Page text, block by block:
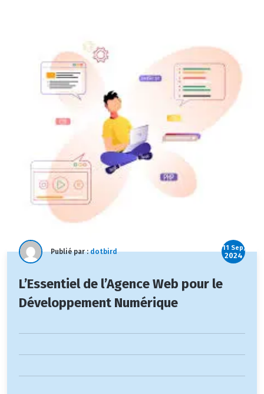
Publié par :dotbird 11 Sep,
2024
L’Essentiel de l’Agence Web pour le
Développement Numérique